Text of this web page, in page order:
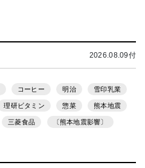
2026.08.09付
コーヒー 明治 雪印乳業
理研ビタミン 惣菜 熊本地震
三菱食品 〔熊本地震影響〕